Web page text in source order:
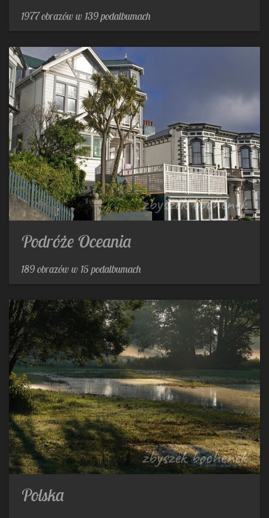
1977 obrazów w 139 podalbumach
Podróże Oceania
189 obrazów w 15 podalbumach
Polska